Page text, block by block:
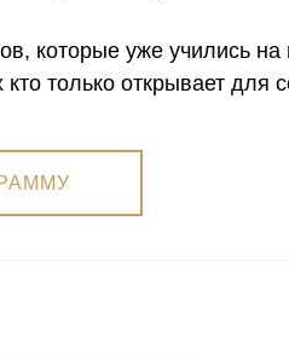
которые уже учились
только открывает для